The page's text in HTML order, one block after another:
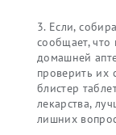
Если,
сообщает, что
домашней
проверить их
блистер
лекарства,
лишних